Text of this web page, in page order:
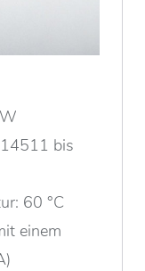
bis
60 °C
einem